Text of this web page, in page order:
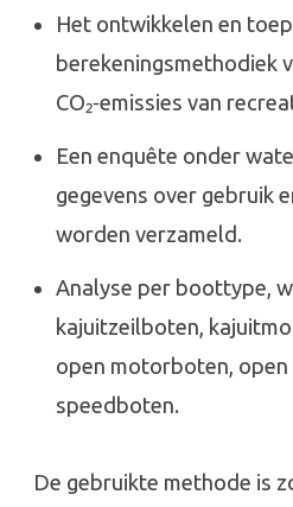
Het ontwikkelen en
berekeningsmethodiek
CO₂‑emissies van
Een enquête onder
gegevens over gebruik
worden verzameld.
Analyse per boottype,
kajuitzeilboten,
open motorboten, open
speedboten.
De gebruikte methode is